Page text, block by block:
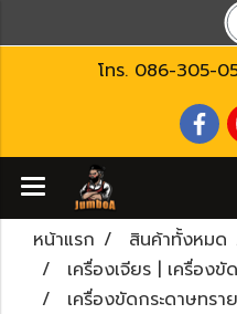
โทร. 086-305-
หน้าแรก สินค้าทั้งหมด
เครื่องเจียร | เครื่องขั
เครื่องขัดกระดาษทร